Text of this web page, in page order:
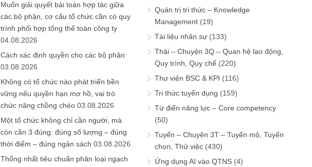
Muốn giải quyết bài toán hợp tác giữa
các bộ phận, cơ cấu tổ chức cần có quy
trình phối hợp tổng thể toàn công ty
04.08.2026
Cách xác định quyền cho các bộ phận
03.08.2026
Không có tổ chức nào phát triển bền
vững nếu quyền hạn mơ hồ, vai trò
chức năng chồng chéo 03.08.2026
Một tổ chức không chỉ cần người, mà
còn cần 3 đúng: đúng số lượng – đúng
thời điểm – đúng ngân sách 03.08.2026
Thống nhất tiêu chuẩn phân loại ngạch
Quản trị tri thức – Knowledge
Management (19)
Tài liệu nhân sự (133)
Thải – Chuyện 3Q – Quan hệ lao động,
Quy trình, Quy chế (220)
Thư viện BSC & KPI (116)
Tri thức tuyển dụng (159)
Từ điển năng lực – Core competency
(50)
Tuyển – Chuyện 3T – Tuyển mộ, Tuyển
chọn, Thử việc (430)
Ứng dụng AI vào QTNS (4)